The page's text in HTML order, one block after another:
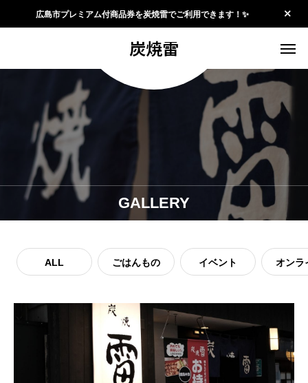
広島市プレミアム付商品券を炭焼雷でご利用できます！✨
炭焼雷
GALLERY
ALL ごはんもの イベント オンラ